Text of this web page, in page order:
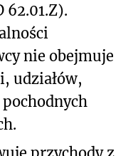
62.01.Z).
nie obejmuje
udziałów,